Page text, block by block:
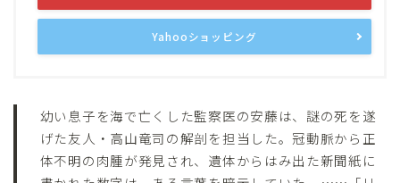
Yahooショッピング
幼い息子を海で亡くした監察医の安藤は、謎の死を遂
げた友人・高山竜司の解剖を担当した。冠動脈から正
体不明の肉腫が発見され、遺体からはみ出た新聞紙に